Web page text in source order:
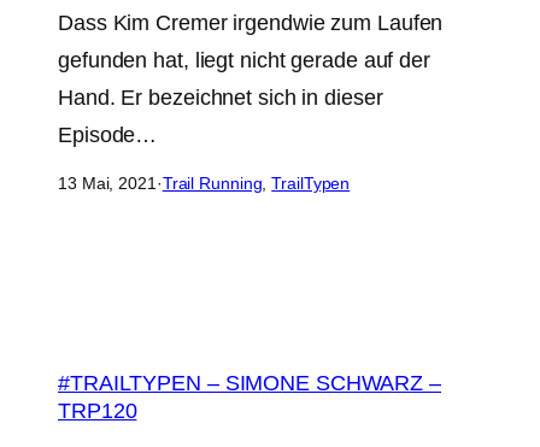
Dass Kim Cremer irgendwie zum Laufen
gefunden hat, liegt nicht gerade auf der
Hand. Er bezeichnet sich in dieser
Episode…
13 Mai, 2021 ·Trail Running , TrailTypen
#TRAILTYPEN – SIMONE SCHWARZ –
TRP120